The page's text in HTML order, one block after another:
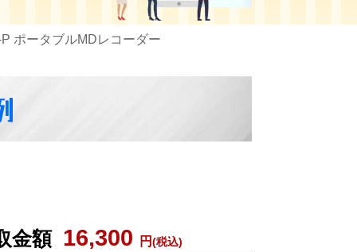
ポータブルMDレコーダー
金額 16,300 円(税込)